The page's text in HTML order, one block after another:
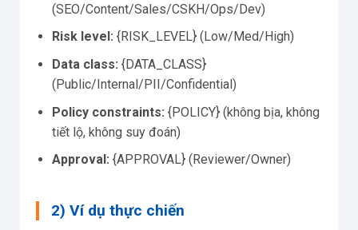
(SEO/Content/Sales/CSKH/Ops/Dev)
Risk level: {RISK_LEVEL} (Low/Med/High)
Data class: {DATA_CLASS}
(Public/Internal/PII/Confidential)
Policy constraints: {POLICY} (không bịa, không
tiết lộ, không suy đoán)
Approval: {APPROVAL} (Reviewer/Owner)
2) Ví dụ thực chiến